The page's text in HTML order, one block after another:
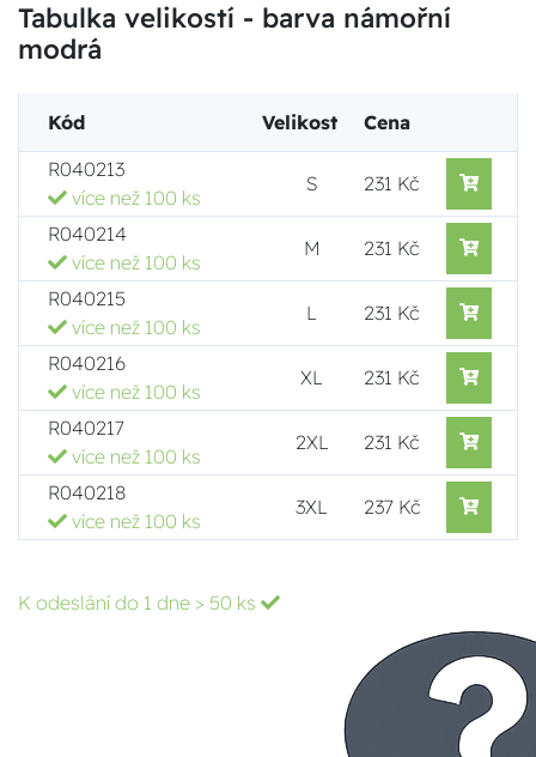
Tabulka velikostí - barva námořní
modrá
Kód Velikost
Cena
R040213
více než 100 ks
S 231 Kč
R040214
více než 100 ks
M 231 Kč
R040215
více než 100 ks
L 231 Kč
R040216
více než 100 ks
XL 231 Kč
R040217
více než 100 ks
2XL 231 Kč
R040218
více než 100 ks
3XL 237 Kč
K odeslání do 1 dne > 50 ks